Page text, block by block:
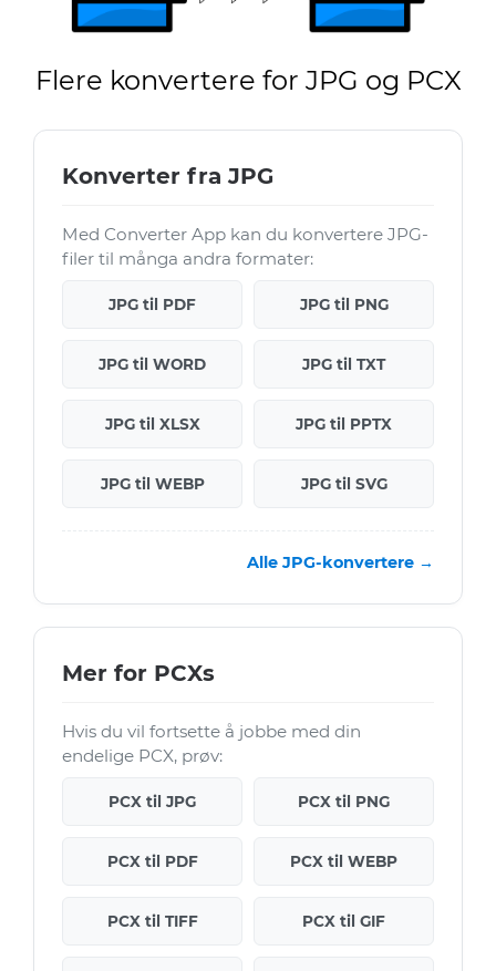
Flere konvertere for JPG og PCX
Konverter fra JPG
Med Converter App kan du konvertere JPG-
filer til många andra formater:
JPG til PDF JPG til PNG
JPG til WORD JPG til TXT
JPG til XLSX JPG til PPTX
JPG til WEBP JPG til SVG
Alle JPG-konvertere →
Mer for PCXs
Hvis du vil fortsette å jobbe med din
endelige PCX, prøv:
PCX til JPG PCX til PNG
PCX til PDF PCX til WEBP
PCX til TIFF PCX til GIF